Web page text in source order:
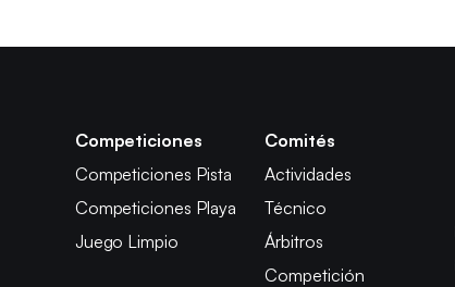
Competiciones
Competiciones Pista
Competiciones Playa
Juego Limpio
Comités
Actividades
Técnico
Árbitros
Competición